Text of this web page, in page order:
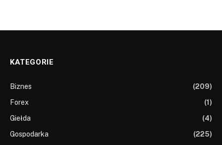
KATEGORIE
Biznes
(209)
Forex
(1)
Giełda
(4)
Gospodarka
(225)